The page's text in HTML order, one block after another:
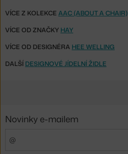
VÍCE Z KOLEKCE AAC (ABOUT A CHAIR)
VÍCE OD ZNAČKY HAY
VÍCE OD DESIGNÉRA HEE WELLING
DALŠÍ DESIGNOVÉ JÍDELNÍ ŽIDLE
Novinky e-mailem